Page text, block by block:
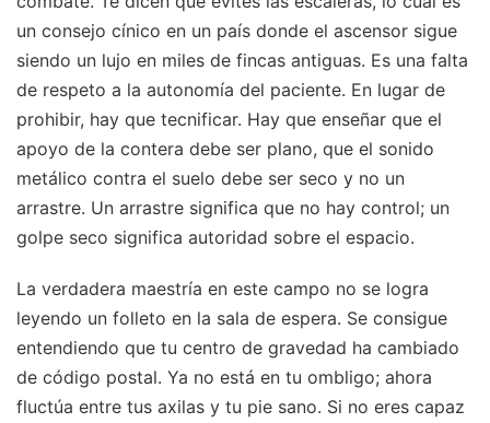
un consejo cínico en un país donde el ascensor sigue
siendo un lujo en miles de fincas antiguas. Es una falta
de respeto a la autonomía del paciente. En lugar de
prohibir, hay que tecnificar. Hay que enseñar que el
apoyo de la contera debe ser plano, que el sonido
metálico contra el suelo debe ser seco y no un
arrastre. Un arrastre significa que no hay control; un
golpe seco significa autoridad sobre el espacio.
La verdadera maestría en este campo no se logra
leyendo un folleto en la sala de espera. Se consigue
entendiendo que tu centro de gravedad ha cambiado
de código postal. Ya no está en tu ombligo; ahora
fluctúa entre tus axilas y tu pie sano. Si no eres capaz